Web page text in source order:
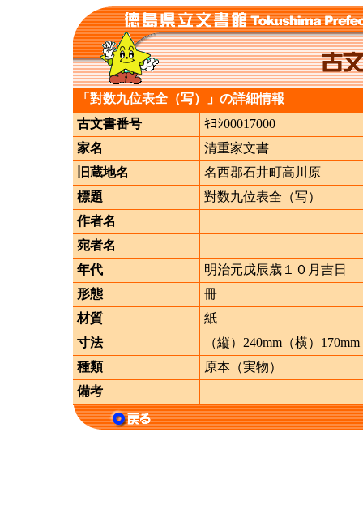
「對数九位表全（写）」の詳細情報
古文書番号
ｷﾖｼ00017000
家名
清重家文書
旧蔵地名
名西郡石井町高川原
標題
對数九位表全（写）
作者名
宛者名
年代
明治元戊辰歳１０月吉日
形態
冊
材質
紙
寸法
（縦）240mm（横）170mm
種類
原本（実物）
備考